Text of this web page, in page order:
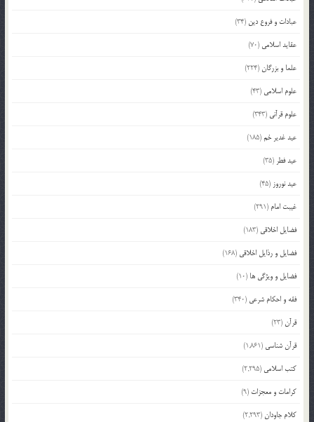
عبادات و فروع دین (34)
عقاید اسلامی (70)
علما و بزرگان(224)
علوم اسلامی (43)
علوم قرآنی (343)
عید غدیر خم(185)
عید فطر (35)
عید نوروز (45)
غیبت امام (291)
فضایل اخلاقی (183)
فضایل و رذایل اخلاقی (168)
فضایل و ویژگی ها (10)
فقه و احکام شرعی (340)
قرآن(23)
قرآن شناسی (1,861)
کتب اسلامی (2,295)
کرامات و معجزات (9)
کلام جاودان(2,293)